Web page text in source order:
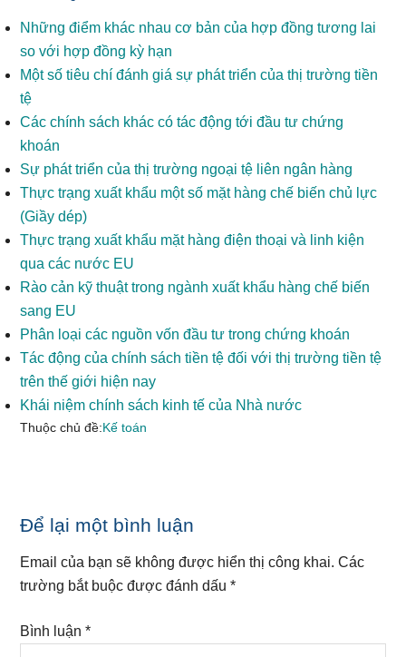
Những điểm khác nhau cơ bản của hợp đồng tương lai
so với hợp đồng kỳ hạn
Một số tiêu chí đánh giá sự phát triển của thị trường tiền
tệ
Các chính sách khác có tác động tới đầu tư chứng
khoán
Sự phát triển của thị trường ngoại tệ liên ngân hàng
Thực trạng xuất khẩu một số mặt hàng chế biến chủ lực
(Giầy dép)
Thực trạng xuất khẩu mặt hàng điện thoại và linh kiện
qua các nước EU
Rào cản kỹ thuật trong ngành xuất khẩu hàng chế biến
sang EU
Phân loại các nguồn vốn đầu tư trong chứng khoán
Tác động của chính sách tiền tệ đối với thị trường tiền tệ
trên thế giới hiện nay
Khái niệm chính sách kinh tế của Nhà nước
Thuộc chủ đề:Kế toán
Reader
Interactions
Để lại một bình luận
Email của bạn sẽ không được hiển thị công khai. Các
trường bắt buộc được đánh dấu*
Bình luận*